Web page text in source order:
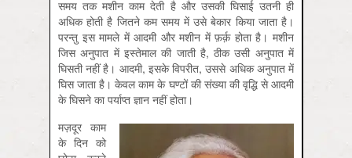
समय तक मशीन काम देती है और उसकी घिसाई उतनी ही
अधिक होती है जितने कम समय में उसे बेकार किया जाता है।
परन्तु इस मामले में आदमी और मशीन में फ़र्क़ होता है। मशीन
जिस अनुपात में इस्तेमाल की जाती है, ठीक उसी अनुपात में
घिसती नहीं है। आदमी, इसके विपरीत, उससे अधिक अनुपात में
घिस जाता है। केवल काम के घण्टों की संख्या की वृद्धि से आदमी
के घिसने का पर्याप्त ज्ञान नहीं होता।
मज़दूर काम
के दिन को